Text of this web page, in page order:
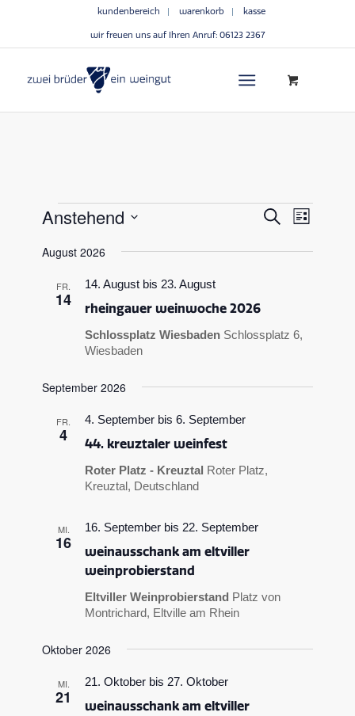
kundenbereich warenkorb kasse
wir freuen uns auf Ihren Anruf: 06123 2367
Suche
Liste
Anstehend
wählen.
August 2026
FR.
14 rheingauer weinwoche 2026
14. August bis 23. August
Schlossplatz Wiesbaden Schlossplatz 6,
Wiesbaden
September 2026
FR.
4 44. kreuztaler weinfest
4. September bis6. September
Roter Platz - Kreuztal Roter Platz,
Kreuztal, Deutschland
MI.
16
weinausschank am eltviller
weinprobierstand
16. September bis 22. September
Eltviller Weinprobierstand Platz von
Montrichard, Eltville am Rhein
Oktober 2026
MI.
21
weinausschank am eltviller
21. Oktober bis 27. Oktober